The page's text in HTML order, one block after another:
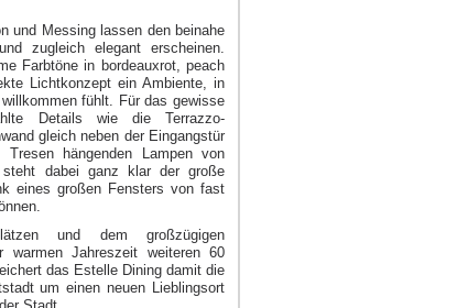
und Messing lassen den beinahe
zugleich elegant erscheinen.
Farbtöne in bordeauxrot, peach
Lichtkonzept ein Ambiente, in
fühlt. Für das gewisse
Details wie die Terrazzo-
gleich neben der Eingangstür
hängenden Lampen von
dabei ganz klar der große
eines großen Fensters von fast
und dem großzügigen
warmen Jahreszeit weiteren 60
das Estelle Dining damit die
um einen neuen Lieblingsort